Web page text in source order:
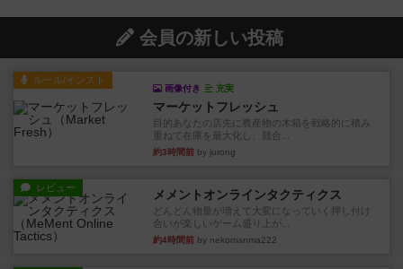
会員の新しい投稿
ルール/インスト
画像付き 充実
マーケットフレッシュ
目的あなたの店先に農産物の木箱を戦略的に積み
重ねて在庫を最大化し、競合...
約3時間前 by jurong
レビュー メメントオンラインタクティクス
どんどん物量が増えて大変になっていく押し付け
合いが楽しいゲーム盛り上が...
約4時間前 by nekomanma222